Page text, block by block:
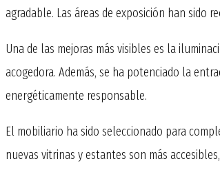
agradable. Las áreas de exposición han sido
Una de las mejoras más visibles es la
acogedora. Además, se ha potenciado la
energéticamente responsable.
El mobiliario ha sido seleccionado para
nuevas vitrinas y estantes son más